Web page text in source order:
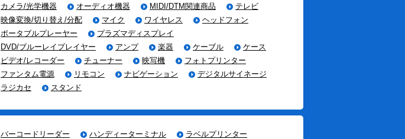
カメラ/光学機器
オーディオ機器 MIDI/DTM関連商品
テレビ
映像変換/切り替え/分配
マイク ワイヤレス
ヘッドフォン
ポータブルプレーヤー
プラズマディスプレイ
DVD/ブルーレイプレイヤー
アンプ 楽器 ケーブル
ケース
ビデオ/レコーダー
チューナー 映写機
フォトプリンター
ファンタム電源
リモコン ナビゲーション
デジタルサイネージ
ラジカセ
スタンド
バーコードリーダー ハンディーターミナル
ラベルプリンター